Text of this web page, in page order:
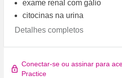
exame renal com gálio
citocinas na urina
Detalhes completos
Conectar-se ou assinar para
Practice